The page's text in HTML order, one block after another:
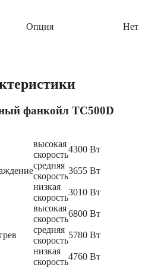
Опция Нет
фанкойл TC500D
высокая
скорость
4300 Вт
средняя
скорость
3655 Вт
низкая
скорость
3010 Вт
высокая
скорость
6800 Вт
средняя
скорость
5780 Вт
низкая
скорость
4760 Вт